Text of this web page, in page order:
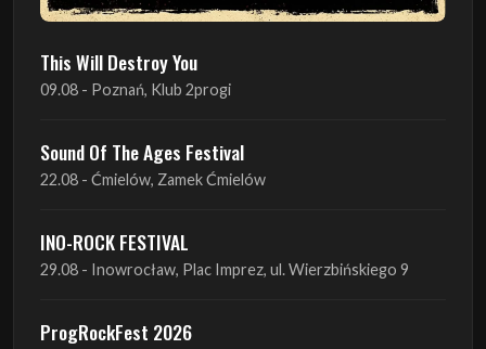
This Will Destroy You
09.08 - Poznań, Klub 2progi
Sound Of The Ages Festival
22.08 - Ćmielów, Zamek Ćmielów
INO-ROCK FESTIVAL
29.08 - Inowrocław, Plac Imprez, ul. Wierzbińskiego 9
ProgRockFest 2026